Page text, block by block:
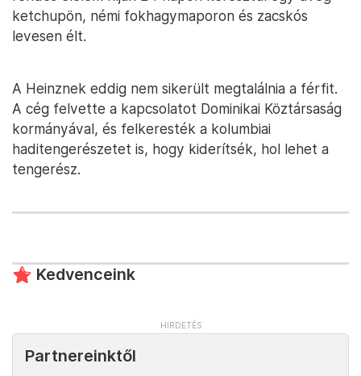
ketchupön, némi fokhagymaporon és zacskós
levesen élt.
A Heinznek eddig nem sikerült megtalálnia a férfit.
A cég felvette a kapcsolatot Dominikai Köztársaság
kormányával, és felkeresték a kolumbiai
haditengerészetet is, hogy kiderítsék, hol lehet a
tengerész.
Kedvenceink
Partnereinktől